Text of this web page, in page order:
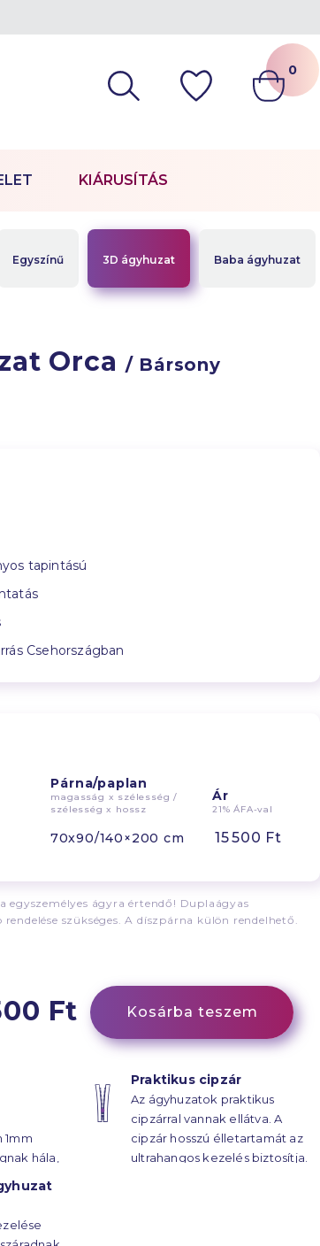
0
Egyszínű 3D ágyhuzat Baba ágyhuzat
KIÁRUSÍTÁS
Orca / Bársony
tapintású
Csehországban
Párna/paplan
magasság x szélesség /
szélesség x hossz
Ár
21% ÁFA-val
70x90/140×200 cm 15 500 Ft
ágyra értendő! Duplaágyas
szükséges. A díszpárna külön rendelhető.
Ft Kosárba teszem
1mm
hála,
Praktikus cipzár
Az ágyhuzatok praktikus
cipzárral vannak ellátva. A
cipzár hosszú élletartamát az
ultrahangos kezelés biztosítja.